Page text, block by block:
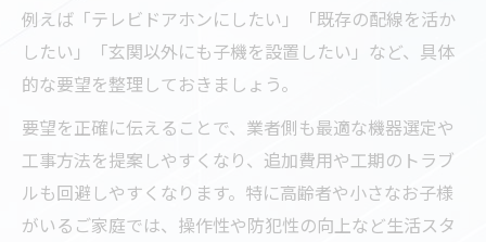
例えば「テレビドアホンにしたい」「既存の配線を活か
したい」「玄関以外にも子機を設置したい」など、具体
的な要望を整理しておきましょう。
要望を正確に伝えることで、業者側も最適な機器選定や
工事方法を提案しやすくなり、追加費用や工期のトラブ
ルも回避しやすくなります。特に高齢者や小さなお子様
がいるご家庭では、操作性や防犯性の向上など生活スタ